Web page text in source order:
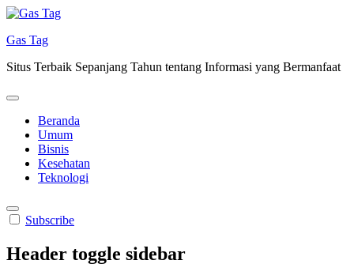
Skip
content
Gas Tag
Situs Terbaik Sepanjang Tahun tentang Informasi yang Bermanfaat
Beranda
Umum
Bisnis
Kesehatan
Teknologi
Subscribe
Header toggle sidebar